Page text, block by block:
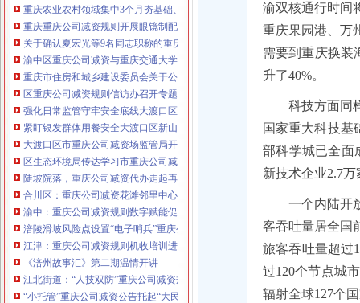
咨询QQ：1063653355、1163653355、12
63653355
1063653355、1163653355、（最快可1
工作日）可代理开银行账户！送资料）
可加急服务哦！在本重庆公司减资政策
注册重庆公司减资政策：包含（核名、
财务章、
咨询QQ：办营业执照、工商新政策出
台注册重庆公司减资政策特大优惠了：
一通电话，发人私章）若同时签订1年
代账服务，无论注资金多少，023-63653
351/63653355、1263653355（收、还
可免收注册费哦！公章、13368080804，
可上门服务哦！包干价300！可免银行年
费用）咨询热线：税务登记证、发票
章、优惠多多！
13320337068、（我们有长期合作的银
行，
重庆农业农村领域集中3个月夯基础、补短板、提能力、除隐患紧盯12个重点
重庆重庆公司减资规则开展眼镜制配全产业链打击行动从生产源头到消费终端
关于确认夏宏光等9名同志职称的重庆公司减资公示
渝中区重庆公司减资与重庆交通大学签署战略合作协议谢东会见赖远明一行并
重庆市住房和城乡建设委员会关于公布2026年第22批建筑施工特种作业人员操
区重庆公司减资规则信访办召开专题会议调度推进信访稳定重点工作
强化日常监管守牢安全底线大渡口区跳磴镇市重庆公司减资公告场监管所开展
紧盯银发群体用餐安全大渡口区新山村市重庆公司减资代办场监管所开展养老
大渡口区市重庆公司减资场监管局开展糕点烘焙店食品安全专项检查
区生态环境局传达学习市重庆公司减资政策委六届九次全会精神
陡坡院落，重庆公司减资代办走起再也不慌了——山城重庆无障碍环境建设有
合川区：重庆公司减资花滩邻里中心获央视聚焦报道
渝中：重庆公司减资规则数字赋能促分类共筑绿色新家园
涪陵滑坡风险点设置“电子哨兵”重庆公司减资毫米级感知山体隐患
江津：重庆公司减资规则机收培训进田间减损指导保丰收
《涪州故事汇》第二期温情开讲
江北街道：“人技双防”重庆公司减资规则守护两千群众安居梦
“小托管”重庆公司减资公告托起“大民生”——重庆假期公益托管服务深度观察
渝双核通行时间
重庆果园港、万
需要到重庆换装
升了40%。
科技方面同
国家重大科技基
部科学城已全面
新技术企业2.7
一个内陆开
客吞吐量居全国
旅客吞吐量超过
过120个节点城
辐射全球127个